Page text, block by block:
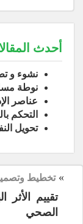
أحدث
نشوء و
نوطة
عناصر
التحكم
تحويل
»تخطيط
تقييم
الصحي